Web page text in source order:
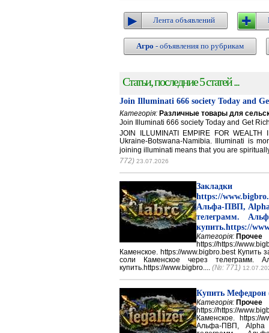
Лента объявлений
Агро - объявления по рубрикам
Статьи, последние 5 статей ...
Join Illuminati 666 society Today and
Категорія: Различные товары для
Join Illuminati 666 society Today and Get
JOIN ILLUMINATI EMPIRE FOR WEALTH
Ukraine-Botswana-Namibia. Illuminati is
joining illuminati means that you are
772) 23.07.2026
Закладки
https://
Альфа-ПВП, Alpha
телеграмм.
купить.https://
Категорія: Прочее
https://https://
Каменское. https://www.bigbro.best Купить
соли Каменское через телеграмм.
купить.https://www.bigbro.... (№: 771)
Купить
Категорія: Прочее
https://https://
Каменское. https://
Альфа-ПВП, Alpha